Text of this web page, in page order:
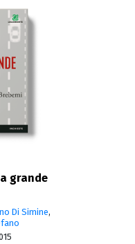
grande
Di Simine,